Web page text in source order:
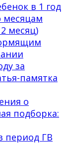
в 1 год
месяцам
месяц)
за
памятка
о
подборка:
период ГВ